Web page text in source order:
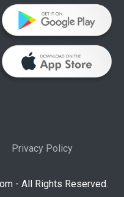
Privacy Policy
- All Rights Reserved.